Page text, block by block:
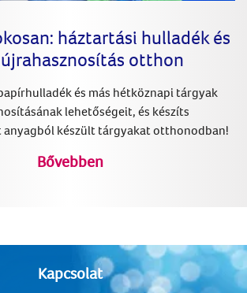
háztartási hulladék és
otthon
és más hétköznapi tárgyak
lehetőségeit, és készíts
készült tárgyakat otthonodban!
Bővebben
Kapcsolat